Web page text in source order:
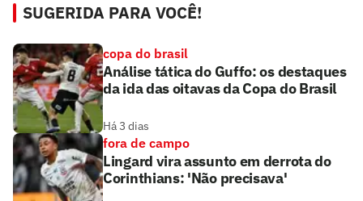
SUGERIDA PARA VOCÊ!
copa do brasil
Análise tática do Guffo: os destaques
da ida das oitavas da Copa do Brasil
Há 3 dias
fora de campo
Lingard vira assunto em derrota do
Corinthians: 'Não precisava'